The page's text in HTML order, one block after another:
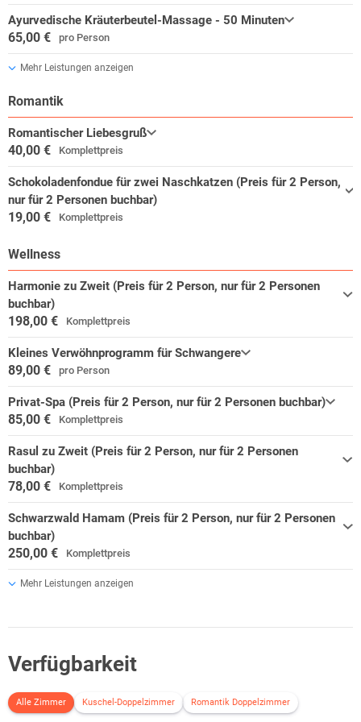
Ayurvedische Kräuterbeutel-Massage - 50 Minuten
65,00 € pro Person
Mehr Leistungen anzeigen
Romantik
Romantischer Liebesgruß
40,00 € Komplettpreis
Schokoladenfondue für zwei Naschkatzen (Preis für 2 Person,
nur für 2 Personen buchbar)
19,00 € Komplettpreis
Wellness
Harmonie zu Zweit (Preis für 2 Person, nur für 2 Personen
buchbar)
198,00 € Komplettpreis
Kleines Verwöhnprogramm für Schwangere
89,00 € pro Person
Privat-Spa (Preis für 2 Person, nur für 2 Personen buchbar)
85,00 € Komplettpreis
Rasul zu Zweit (Preis für 2 Person, nur für 2 Personen
buchbar)
78,00 € Komplettpreis
Schwarzwald Hamam (Preis für 2 Person, nur für 2 Personen
buchbar)
250,00 € Komplettpreis
Mehr Leistungen anzeigen
Verfügbarkeit
Alle Zimmer Kuschel-Doppelzimmer Romantik Doppelzimmer